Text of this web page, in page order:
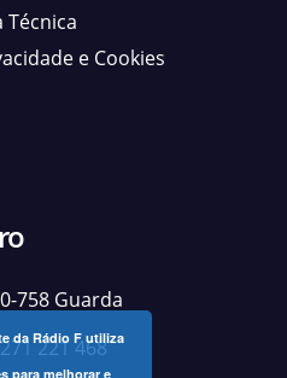
Técnica
e Cookies
758 Guarda
221 468
da Rádio F utiliza
para melhorar e